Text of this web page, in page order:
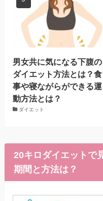
男女共に気になる下腹の
ダイエット方法とは？食
事や寝ながらができる運
動方法とは？
ダイエット
20キロダイエットで
期間と方法は？